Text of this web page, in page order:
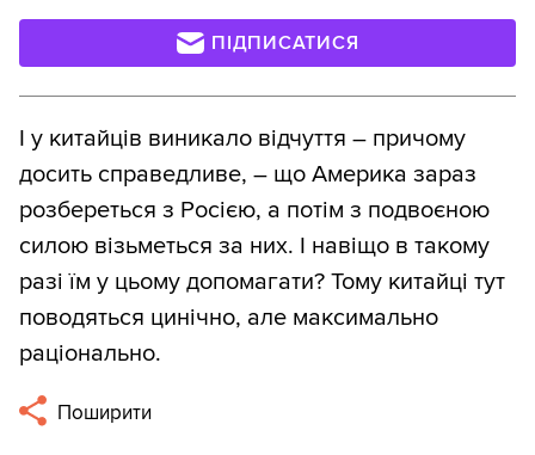
ПІДПИСАТИСЯ
І у китайців виникало відчуття – причому
досить справедливе, – що Америка зараз
розбереться з Росією, а потім з подвоєною
силою візьметься за них. І навіщо в такому
разі їм у цьому допомагати? Тому китайці тут
поводяться цинічно, але максимально
раціонально.
Поширити